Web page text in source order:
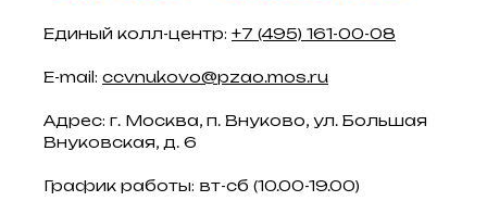
Единый колл-центр: +7 (495) 161-00-08
E-mail: ccvnukovo@pzao.mos.ru
Адрес: г. Москва, п. Внуково, ул. Большая
Внуковская, д. 6
График работы: вт-сб (10.00-19.00)